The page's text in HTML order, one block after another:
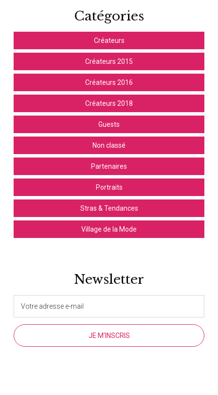
Catégories
Créateurs
Créateurs 2015
Créateurs 2016
Créateurs 2018
Guests
Non classé
Partenaires
Portraits
Stras & Tendances
Village de la Mode
Newsletter